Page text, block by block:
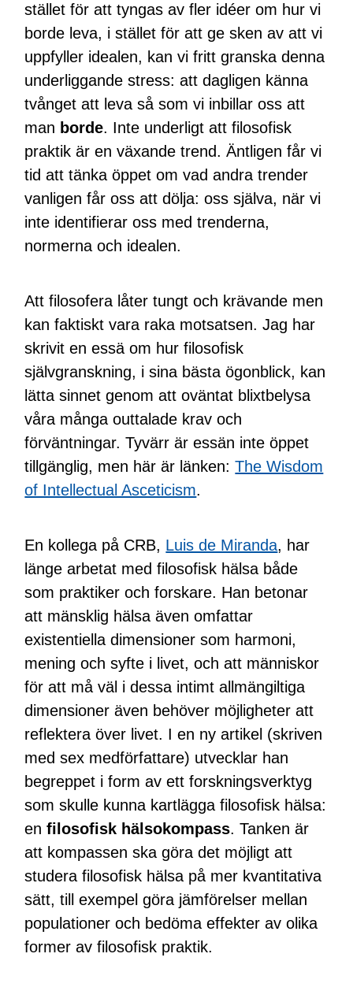
stället för att tyngas av fler idéer om hur vi
borde leva, i stället för att ge sken av att vi
uppfyller idealen, kan vi fritt granska denna
underliggande stress: att dagligen känna
tvånget att leva så som vi inbillar oss att
man borde. Inte underligt att filosofisk
praktik är en växande trend. Äntligen får vi
tid att tänka öppet om vad andra trender
vanligen får oss att dölja: oss själva, när vi
inte identifierar oss med trenderna,
normerna och idealen.
Att filosofera låter tungt och krävande men
kan faktiskt vara raka motsatsen. Jag har
skrivit en essä om hur filosofisk
självgranskning, i sina bästa ögonblick, kan
lätta sinnet genom att oväntat blixtbelysa
våra många outtalade krav och
förväntningar. Tyvärr är essän inte öppet
tillgänglig, men här är länken:The Wisdom
of Intellectual Asceticism.
En kollega på CRB, Luis de Miranda, har
länge arbetat med filosofisk hälsa både
som praktiker och forskare. Han betonar
att mänsklig hälsa även omfattar
existentiella dimensioner som harmoni,
mening och syfte i livet, och att människor
för att må väl i dessa intimt allmängiltiga
dimensioner även behöver möjligheter att
reflektera över livet. I en ny artikel (skriven
med sex medförfattare) utvecklar han
begreppet i form av ett forskningsverktyg
som skulle kunna kartlägga filosofisk hälsa:
enfilosofisk hälsokompass. Tanken är
att kompassen ska göra det möjligt att
studera filosofisk hälsa på mer kvantitativa
sätt, till exempel göra jämförelser mellan
populationer och bedöma effekter av olika
former av filosofisk praktik.